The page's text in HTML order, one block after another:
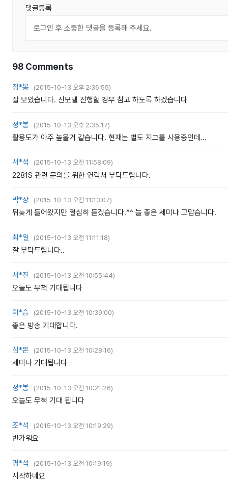
댓글등록
98 Comments
정*봉 (2015-10-13 오후 2:36:55)
잘 보았습니다. 신모델 진행할 경우 참고 하도록 하겠습니다
정*봉 (2015-10-13 오후 2:35:17)
활용도가 아주 높을거 같습니다. 현재는 별도 지그를 사용중인데...
서*석 (2015-10-13 오전 11:58:09)
2281S 관련 문의를 위한 연락처 부탁드립니다.
박*상 (2015-10-13 오전 11:13:07)
뒤늦게 들어왔지만 열심히 듣겠습니다.^^ 늘 좋은 세미나 고맙습니다.
최*일 (2015-10-13 오전 11:11:18)
잘 부탁드립니다..
서*진 (2015-10-13 오전 10:55:44)
오늘도 무척 기대됩니다
이*승 (2015-10-13 오전 10:39:00)
좋은 방송 기대합니다.
심*돈 (2015-10-13 오전 10:28:16)
세미나 기대됩니다
정*봉 (2015-10-13 오전 10:21:26)
오늘도 무척 기대 됩니다
조*석 (2015-10-13 오전 10:19:29)
반가워요
명*석 (2015-10-13 오전 10:19:19)
시작하네요